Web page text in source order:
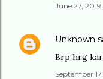
June 27, 2019
Unknown
Brp hrg
September